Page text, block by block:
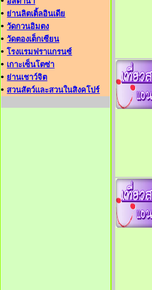
• ย่านลิตเติ้ลอินเดีย
•วัดกวนอิมตง
•วัดตองเต็กเซียน
•โรงแรมฟราแกรนซ์
• เกาะเซ็นโตซ่า
• ย่านเชาว์จิต
•สวนสัตว์และสวนในสิงคโปร์